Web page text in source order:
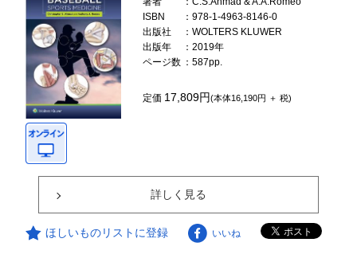
ISBN
：978-1-4963-8146-0
出版社
：WOLTERS KLUWER
出版年
：2019年
ページ数 ：587pp.
定価 17,809円(本体16,190円 ＋ 税)
詳しく見る
ほしいものリストに登録 いいね